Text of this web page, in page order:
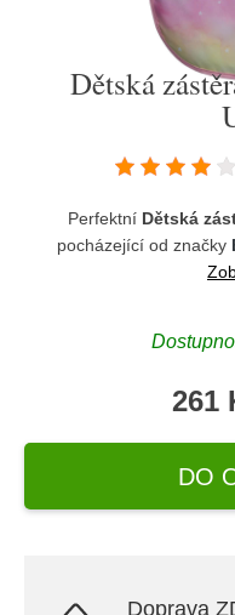
Dětská
Perfektní Dětská
pocházející od značky
261
DO
Doprava